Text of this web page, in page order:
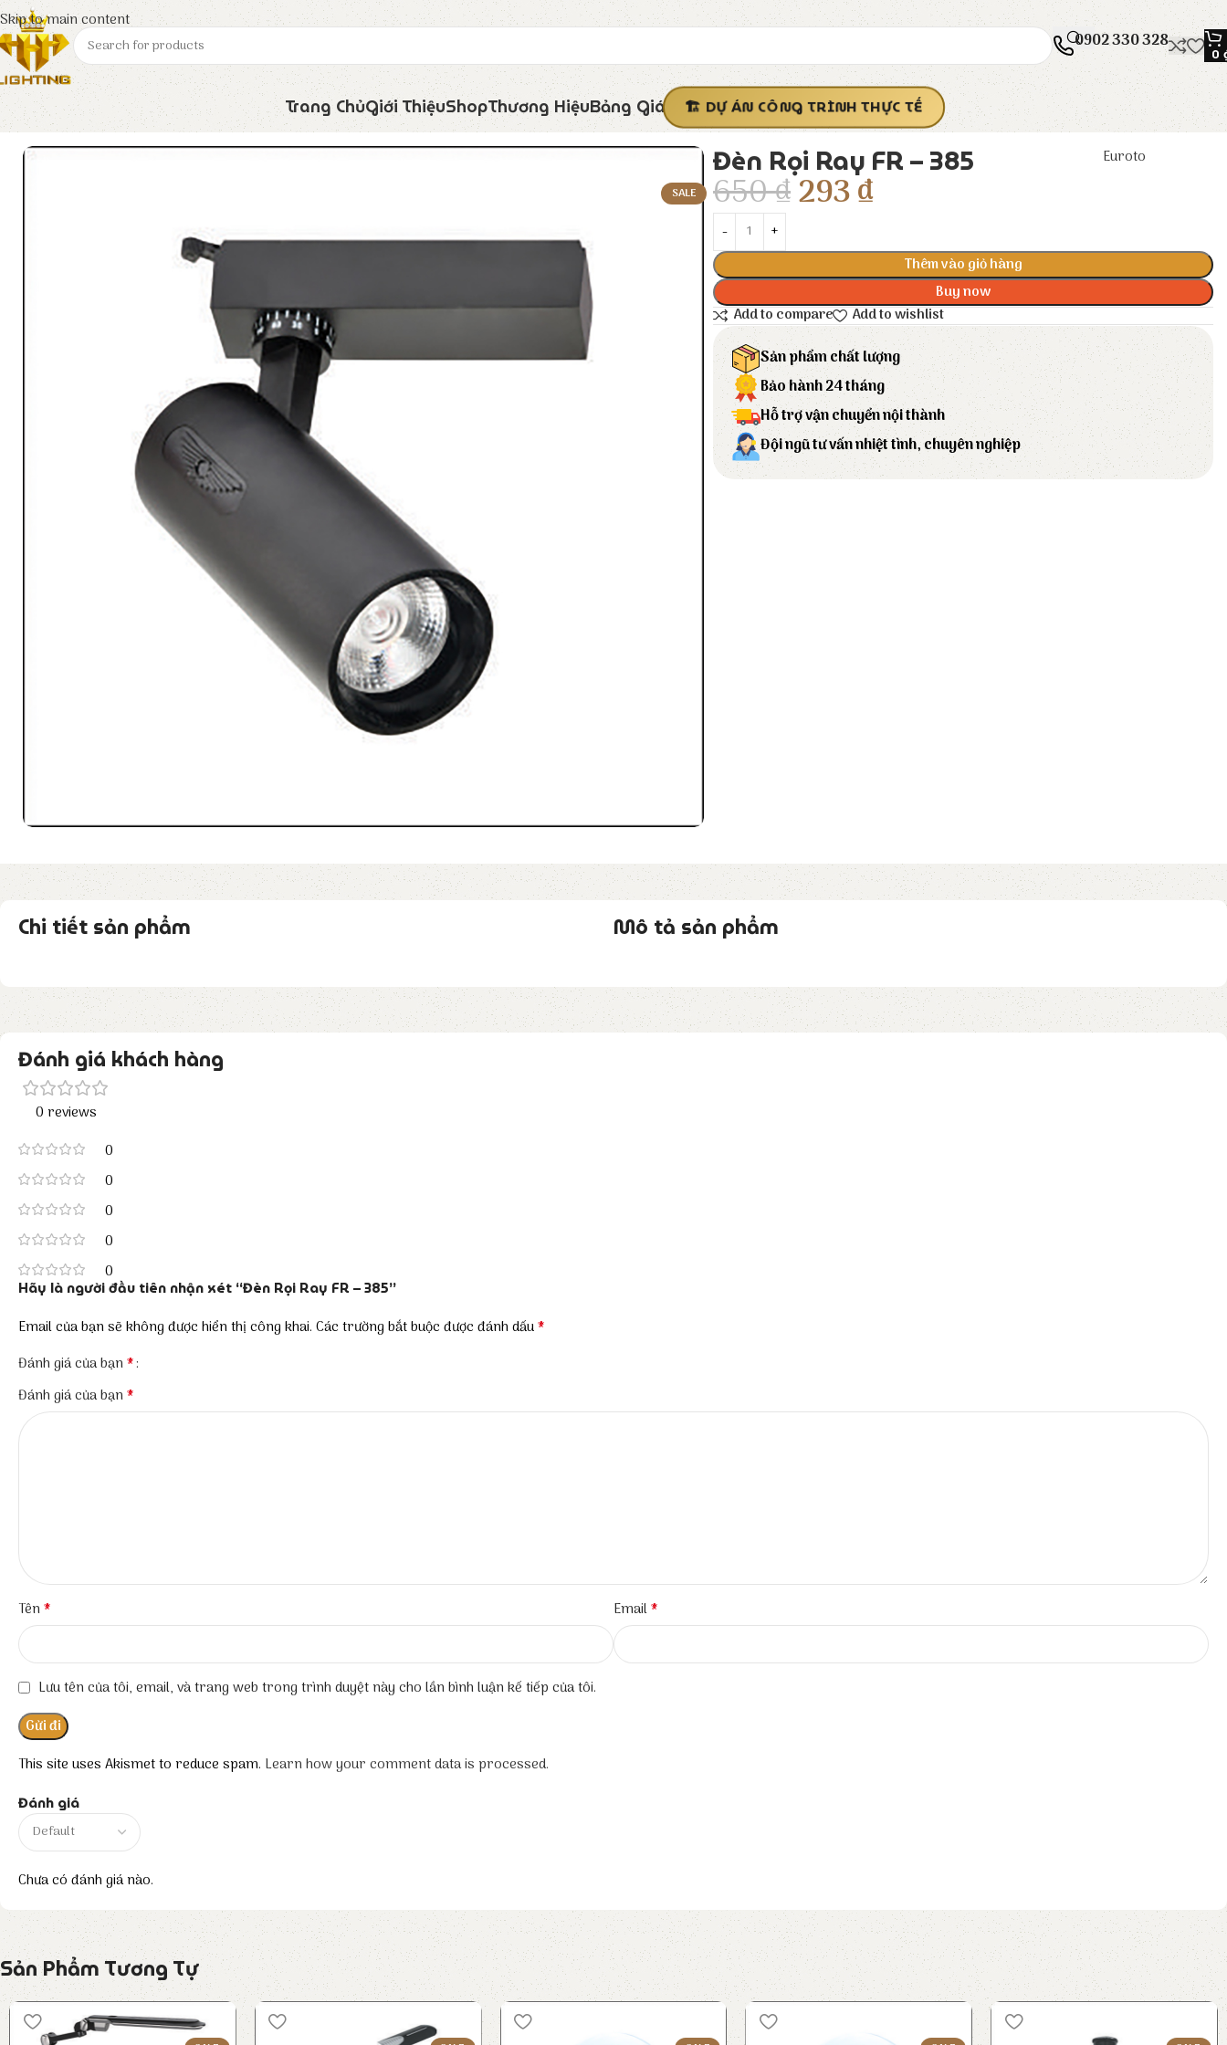
Skip to main content
0902 330 328
0
Trang ChủGiới ThiệuShopThương HiệuBảng Giá DỰ ÁN CÔNG TRÌNH THỰC TẾ
Trang chủ Euroto Đèn LED Đèn Rọi Ray FR – 385
SALE
Đèn Rọi Ray FR – 385 Euroto
650₫293₫
Thêm vào giỏ hàng
Buy now
Add to compare
Add to wishlist
Sản phẩm chất lượng
Bảo hành 24 tháng
Hỗ trợ vận chuyển nội thành
Đội ngũ tư vấn nhiệt tình, chuyên nghiệp
Chi tiết sản phẩm Mô tả sản phẩm
Đánh giá khách hàng
0 reviews
0
0
0
0
0
Đánh giá
Chưa có đánh giá nào.
Hãy là người đầu tiên nhận xét “Đèn Rọi Ray FR – 385”
Email của bạn sẽ không được hiển thị công khai. Các trường bắt buộc được đánh dấu*
Đánh giá của bạn*
Đánh giá của bạn*
Tên* Email*
Lưu tên của tôi, email, và trang web trong trình duyệt này cho lần bình luận kế tiếp của tôi.
This site uses Akismet to reduce spam. Learn how your comment data is processed.
Sản Phẩm Tương Tự